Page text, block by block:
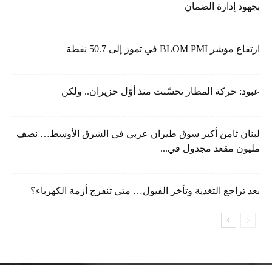
بجهود إدارة الضمان
ارتفاع مؤشر BLOM PMI في تموز إلى 50.7 نقطة
عبود: حركة المطار تحسّنت منذ أوّل حزيران.. ولكن
لبنان ثامن أكبر سوق طيران عربي في الشرق الأوسط… نصف
مليون مقعد مجدول في...
بعد تراجع التغذية وتأخر الفيول… متى تنفرج أزمة الكهرباء؟